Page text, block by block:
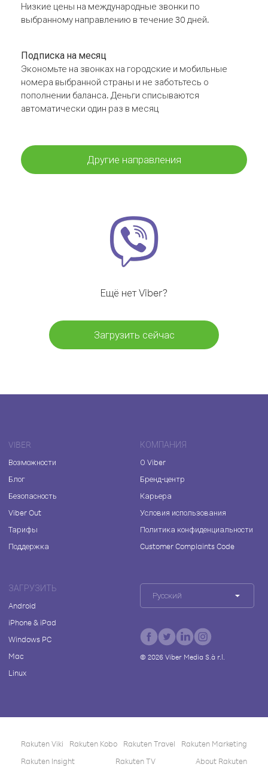
Низкие цены на международные звонки по
выбранному направлению в течение 30 дней.
Подписка на месяц
Экономьте на звонках на городские и мобильные
номера выбранной страны и не заботьтесь о
пополнении баланса. Деньги списываются
автоматически один раз в месяц
Другие направления
Ещё нет Viber?
Загрузить сейчас
VIBER
Возможности
Блог
Безопасность
Viber Out
Тарифы
Поддержка
КОМПАНИЯ
О Viber
Бренд-центр
Карьера
Условия использования
Политика конфиденциальности
Customer Complaints Code
ЗАГРУЗИТЬ
Android
iPhone & iPad
Windows PC
Mac
Linux
Русский
© 2026Viber Media S.à r.l.
Rakuten Viki Rakuten Kobo Rakuten Travel
Rakuten Marketing
Rakuten Insight
Rakuten TV About Rakuten